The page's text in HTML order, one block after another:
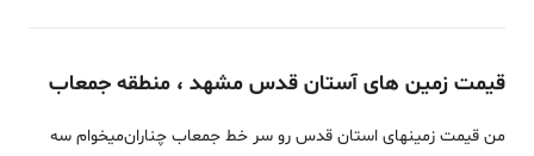
قیمت زمین های آستان قدس مشهد ، منطقه جمعاب
من قیمت زمینهای استان قدس رو سر خط جمعاب چناران‌میخوام سه